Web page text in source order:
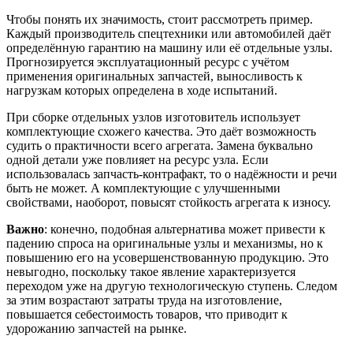
Чтобы понять их значимость, стоит рассмотреть пример.
Каждый производитель спецтехники или автомобилей даёт
определённую гарантию на машину или её отдельные узлы.
Прогнозируется эксплуатационный ресурс с учётом
применения оригинальных запчастей, выносливость к
нагрузкам которых определена в ходе испытаний.
При сборке отдельных узлов изготовитель использует
комплектующие схожего качества. Это даёт возможность
судить о практичности всего агрегата. Замена буквально
одной детали уже повлияет на ресурс узла. Если
использовалась запчасть-контрафакт, то о надёжности и речи
быть не может. А комплектующие с улучшенными
свойствами, наоборот, повысят стойкость агрегата к износу.
Важно: конечно, подобная альтернатива может привести к
падению спроса на оригинальные узлы и механизмы, но к
повышению его на усовершенствованную продукцию. Это
невыгодно, поскольку такое явление характеризуется
переходом уже на другую технологическую ступень. Следом
за этим возрастают затраты труда на изготовление,
повышается себестоимость товаров, что приводит к
удорожанию запчастей на рынке.